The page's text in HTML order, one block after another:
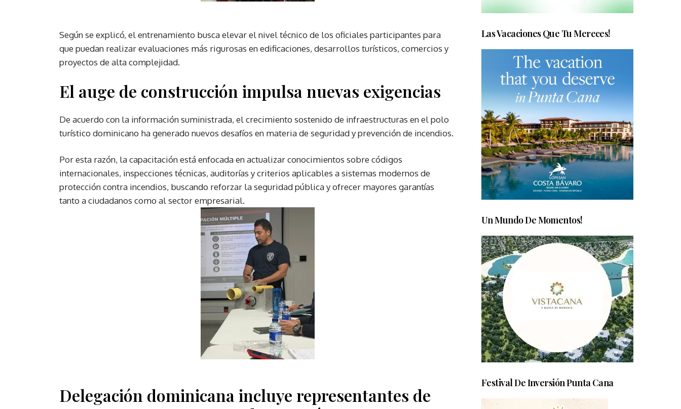
Según se explicó, el entrenamiento busca elevar el nivel técnico de los oficiales participantes para
que puedan realizar evaluaciones más rigurosas en edificaciones, desarrollos turísticos, comercios y
proyectos de alta complejidad.
El auge de construcción impulsa nuevas exigencias
De acuerdo con la información suministrada, el crecimiento sostenido de infraestructuras en el polo
turístico dominicano ha generado nuevos desafíos en materia de seguridad y prevención de incendios.
Por esta razón, la capacitación está enfocada en actualizar conocimientos sobre códigos
internacionales, inspecciones técnicas, auditorías y criterios aplicables a sistemas modernos de
protección contra incendios, buscando reforzar la seguridad pública y ofrecer mayores garantías
tanto a ciudadanos como al sector empresarial.
Delegación dominicana incluye representantes de
Las Vacaciones Que Tu Mereces!
Un Mundo De Momentos!
Festival De Inversión Punta Cana